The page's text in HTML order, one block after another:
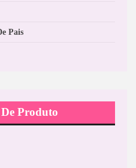
Pais
Produto